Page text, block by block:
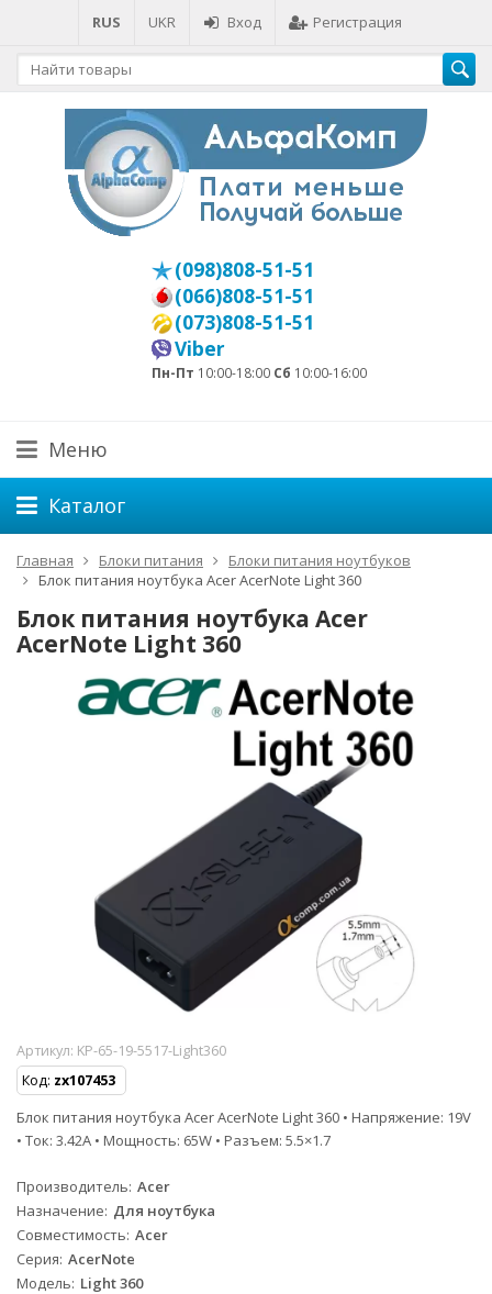
RUS UKR Вход Регистрация
(098)808-51-51
(066)808-51-51
(073)808-51-51
Viber
Пн-Пт 10:00-18:00 Сб 10:00-16:00
Меню
Каталог
Главная Блоки питания
Блоки питания ноутбуков
Блок питания ноутбука Acer AcerNote Light 360
Блок питания ноутбука Acer
AcerNote Light 360
Артикул: KP-65-19-5517-Light360
Код: zx107453
Блок питания ноутбука Acer AcerNote Light 360 • Напряжение: 19V
• Ток: 3.42A • Мощность: 65W • Разъем: 5.5×1.7
Производитель Acer
Назначение Для ноутбука
Совместимость Acer
Серия AcerNote
Модель Light 360